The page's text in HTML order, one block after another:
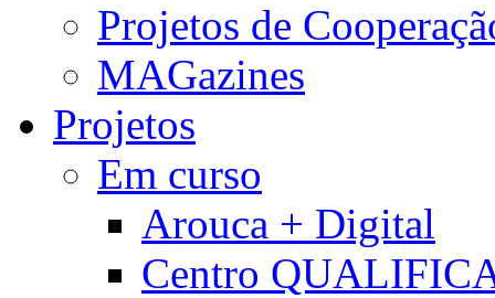
Projetos de
MAGazines
Projetos
Em curso
Arouca + Digital
Centro